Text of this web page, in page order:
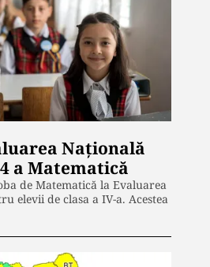
Națională
a Matematică
de Matematică la Evaluarea
elevii de clasa a IV-a. Acestea